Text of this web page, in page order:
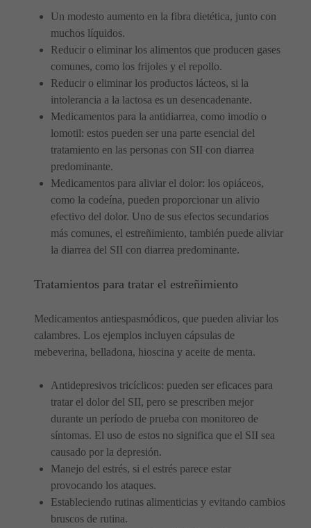
Un modesto aumento en la fibra dietética, junto con
muchos líquidos.
Reducir o eliminar los alimentos que producen gases
comunes, como los frijoles y el repollo.
Reducir o eliminar los productos lácteos, si la
intolerancia a la lactosa es un desencadenante.
Medicamentos para la antidiarrea, como imodio o
lomotil: estos pueden ser una parte esencial del
tratamiento en las personas con SII con diarrea
predominante.
Medicamentos para aliviar el dolor: los opiáceos,
como la codeína, pueden proporcionar un alivio
efectivo del dolor. Uno de sus efectos secundarios
más comunes, el estreñimiento, también puede aliviar
la diarrea del SII con diarrea predominante.
Tratamientos para tratar el estreñimiento
Medicamentos antiespasmódicos, que pueden aliviar los
calambres. Los ejemplos incluyen cápsulas de
mebeverina, belladona, hioscina y aceite de menta.
Antidepresivos tricíclicos: pueden ser eficaces para
tratar el dolor del SII, pero se prescriben mejor
durante un período de prueba con monitoreo de
síntomas. El uso de estos no significa que el SII sea
causado por la depresión.
Manejo del estrés, si el estrés parece estar
provocando los ataques.
Estableciendo rutinas alimenticias y evitando cambios
bruscos de rutina.